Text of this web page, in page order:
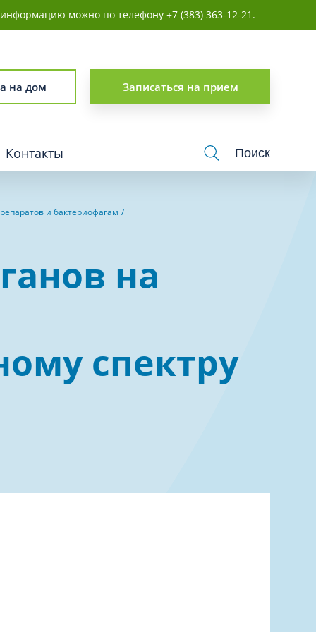
можно по телефону +7 (383) 363-12-21.
на дом Записаться на прием
Физиотерапия
Контакты Поиск
и бактериофагам
на
спектру